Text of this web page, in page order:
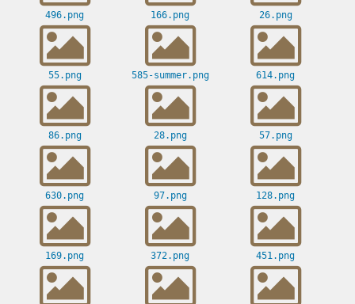
496.png 166.png 26.png
55.png 585-summer.png 614.png
86.png 28.png 57.png
630.png 97.png 128.png
169.png 372.png 451.png